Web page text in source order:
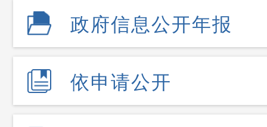
政府信息公开年报
依申请公开